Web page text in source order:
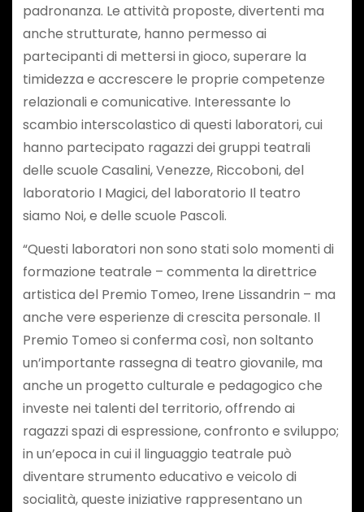
padronanza. Le attività proposte, divertenti ma
anche strutturate, hanno permesso ai
partecipanti di mettersi in gioco, superare la
timidezza e accrescere le proprie competenze
relazionali e comunicative. Interessante lo
scambio interscolastico di questi laboratori, cui
hanno partecipato ragazzi dei gruppi teatrali
delle scuole Casalini, Venezze, Riccoboni, del
laboratorio I Magici, del laboratorio Il teatro
siamo Noi, e delle scuole Pascoli.
“Questi laboratori non sono stati solo momenti di
formazione teatrale – commenta la direttrice
artistica del Premio Tomeo, Irene Lissandrin – ma
anche vere esperienze di crescita personale. Il
Premio Tomeo si conferma così, non soltanto
un’importante rassegna di teatro giovanile, ma
anche un progetto culturale e pedagogico che
investe nei talenti del territorio, offrendo ai
ragazzi spazi di espressione, confronto e sviluppo;
in un’epoca in cui il linguaggio teatrale può
diventare strumento educativo e veicolo di
socialità, queste iniziative rappresentano un